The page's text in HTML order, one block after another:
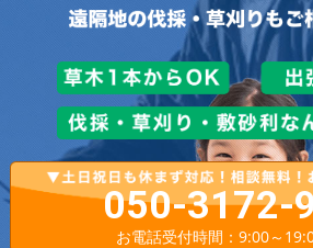
050-3172-
お電話受付時間：9:00～